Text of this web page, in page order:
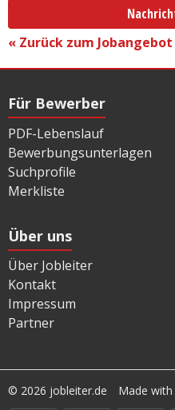
« Zurück zum Jobangebot
Für Bewerber
PDF-Lebenslauf
Bewerbungsunterlagen
Suchprofile
Merkliste
Über uns
Über Jobleiter
Kontakt
Impressum
Partner
© 2026 jobleiter.de Made with